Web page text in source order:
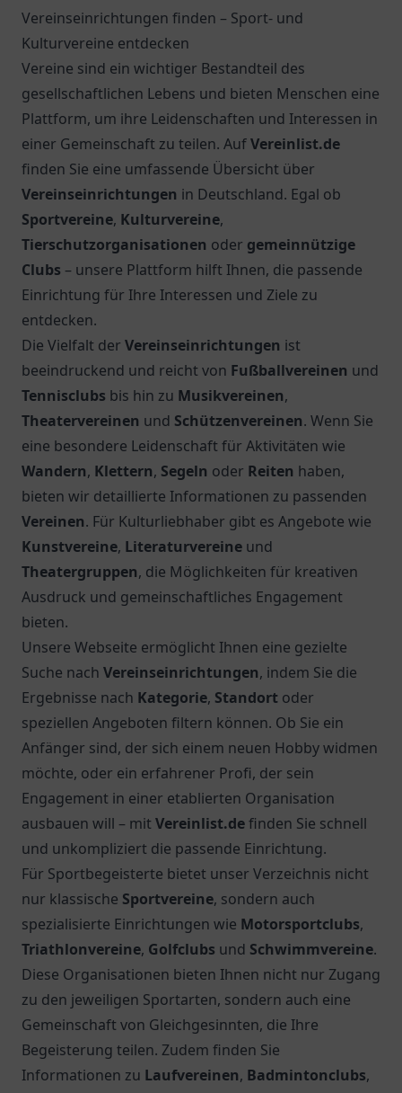
Vereinseinrichtungen finden – Sport- und
Kulturvereine entdecken
Vereine sind ein wichtiger Bestandteil des
gesellschaftlichen Lebens und bieten Menschen eine
Plattform, um ihre Leidenschaften und Interessen in
einer Gemeinschaft zu teilen. AufVereinlist.de
finden Sie eine umfassende Übersicht über
Vereinseinrichtungen in Deutschland. Egal ob
Sportvereine, Kulturvereine,
Tierschutzorganisationen oder gemeinnützige
Clubs – unsere Plattform hilft Ihnen, die passende
Einrichtung für Ihre Interessen und Ziele zu
entdecken.
Die Vielfalt der Vereinseinrichtungen ist
beeindruckend und reicht von Fußballvereinen und
Tennisclubs bis hin zu Musikvereinen,
Theatervereinen und Schützenvereinen. Wenn Sie
eine besondere Leidenschaft für Aktivitäten wie
Wandern, Klettern, Segeln oder Reiten haben,
bieten wir detaillierte Informationen zu passenden
Vereinen. Für Kulturliebhaber gibt es Angebote wie
Kunstvereine, Literaturvereine und
Theatergruppen, die Möglichkeiten für kreativen
Ausdruck und gemeinschaftliches Engagement
bieten.
Unsere Webseite ermöglicht Ihnen eine gezielte
Suche nach Vereinseinrichtungen, indem Sie die
Ergebnisse nach Kategorie, Standort oder
speziellen Angeboten filtern können. Ob Sie ein
Anfänger sind, der sich einem neuen Hobby widmen
möchte, oder ein erfahrener Profi, der sein
Engagement in einer etablierten Organisation
ausbauen will – mit Vereinlist.definden Sie schnell
und unkompliziert die passende Einrichtung.
Für Sportbegeisterte bietet unser Verzeichnis nicht
nur klassische Sportvereine, sondern auch
spezialisierte Einrichtungen wie Motorsportclubs,
Triathlonvereine, Golfclubs und Schwimmvereine.
Diese Organisationen bieten Ihnen nicht nur Zugang
zu den jeweiligen Sportarten, sondern auch eine
Gemeinschaft von Gleichgesinnten, die Ihre
Begeisterung teilen. Zudem finden Sie
Informationen zu Laufvereinen, Badmintonclubs,